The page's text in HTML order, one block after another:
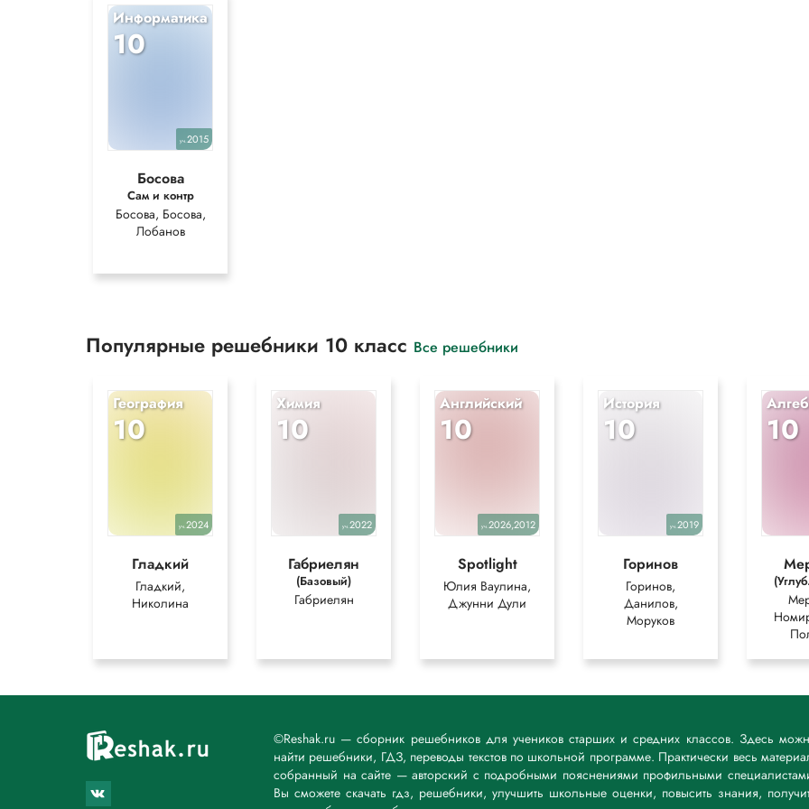
Информатика
10
уч.2015
Босова
Сам и контр
Босова, Босова,
Лобанов
Популярные решебники 10 класс Все решебники
География
10
уч.2024
Гладкий
Гладкий,
Николина
Химия
10
уч.2022
Габриелян
(Базовый)
Габриелян
Английский
10
уч.2026,2012
Spotlight
Юлия Ваулина,
Джунни Дули
История
10
уч.2019
Горинов
Горинов,
Данилов,
Моруков
10
©Reshak.ru — сборник решебников для учеников старших и средних классов. Здесь
найти решебники, ГДЗ, переводы текстов по школьной программе. Практически весь
собранный на сайте — авторский с подробными пояснениями профильными
Вы сможете скачать гдз, решебники, улучшить школьные оценки, повысить знания,